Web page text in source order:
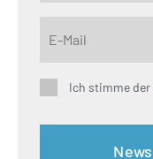
Ich stimme der